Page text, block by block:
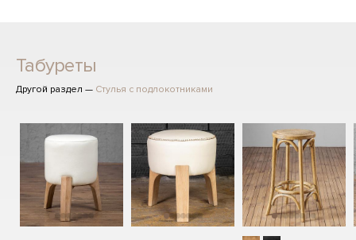
Табуреты
Другой раздел — Стулья с подлокотниками